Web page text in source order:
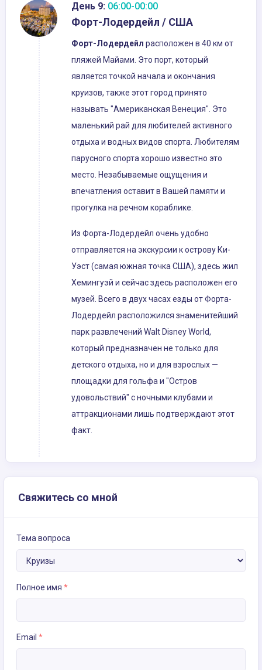
День 9: 06:00-00:00
Форт-Лодердейл / США
Форт-Лодердейл расположен в 40 км от
пляжей Майами. Это порт, который
является точкой начала и окончания
круизов, также этот город принято
называть "Американская Венеция". Это
маленький рай для любителей активного
отдыха и водных видов спорта. Любителям
парусного спорта хорошо известно это
место. Незабываемые ощущения и
впечатления оставит в Вашей памяти и
прогулка на речном кораблике.
Из Форта-Лодердейл очень удобно
отправляется на экскурсии к острову Ки-
Уэст (самая южная точка США), здесь жил
Хемингуэй и сейчас здесь расположен его
музей. Всего в двух часах езды от Форта-
Лодердейл расположился знаменитейший
парк развлечений Walt Disney World,
который предназначен не только для
детского отдыха, но и для взрослых —
площадки для гольфа и "Остров
удовольствий" с ночными клубами и
аттракционами лишь подтверждают этот
факт.
Свяжитесь со мной
Тема вопроса
Полное имя *
Email *